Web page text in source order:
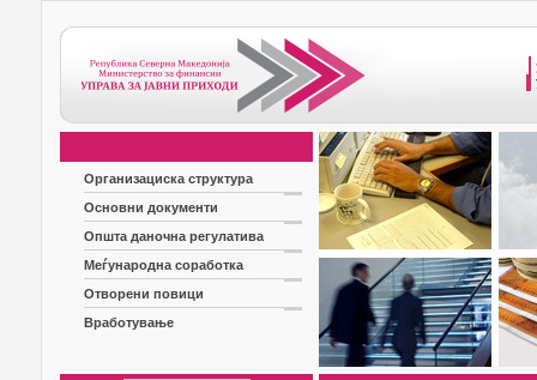
Организациска структура
Основни документи
Општа даночна регулатива
Меѓународна соработка
Отворени повици
Вработување